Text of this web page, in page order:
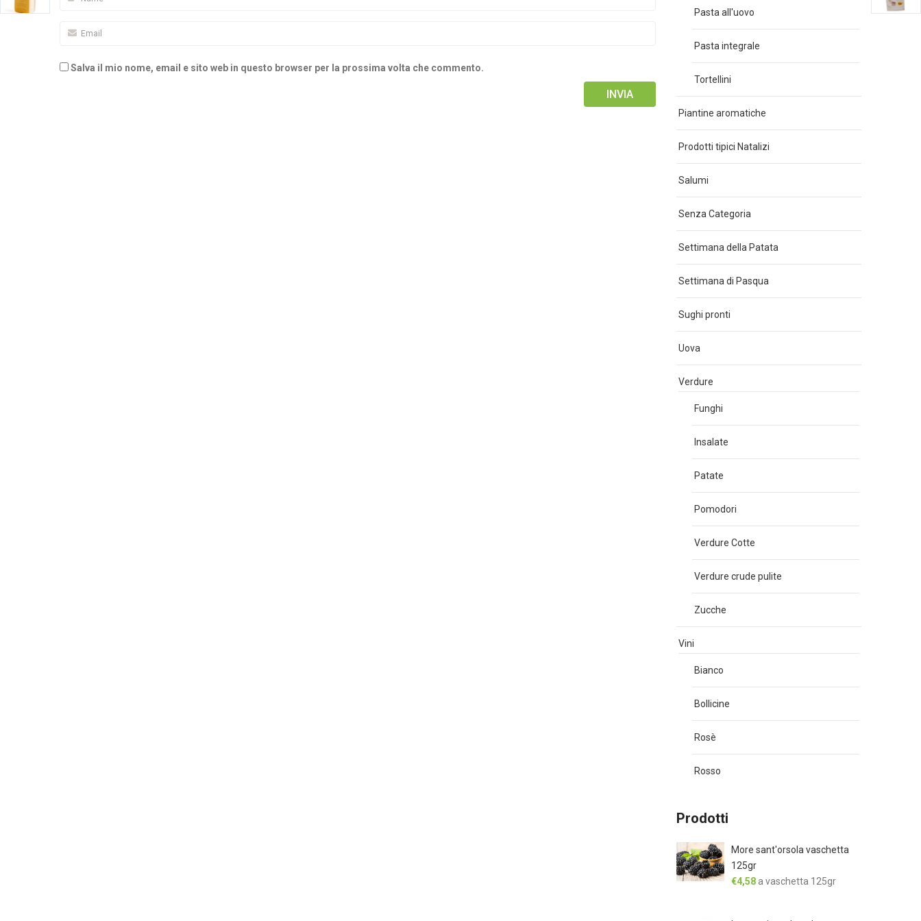
Salva il mio nome, email e sito web in questo browser per la prossima volta che commento.
Pasta all'uovo
Pasta integrale
Tortellini
Piantine aromatiche
Prodotti tipici Natalizi
Salumi
Senza Categoria
Settimana della Patata
Settimana di Pasqua
Sughi pronti
Uova
Verdure
Funghi
Insalate
Patate
Pomodori
Verdure Cotte
Verdure crude pulite
Zucche
Vini
Bianco
Bollicine
Rosè
Rosso
Prodotti
More sant'orsola vaschetta
125gr
€4,58 a vaschetta 125gr